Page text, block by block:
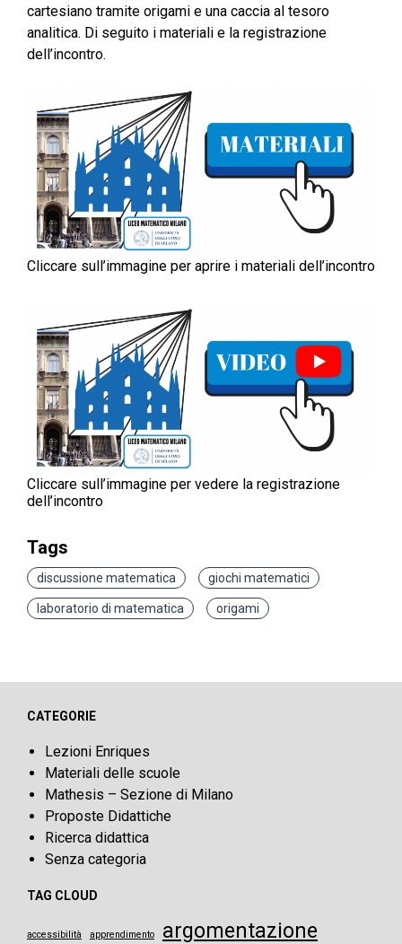
cartesiano tramite origami e una caccia al tesoro
analitica. Di seguito i materiali e la registrazione
dell’incontro.
Cliccare sull’immagine per aprire i materiali dell’incontro
Cliccare sull’immagine per vedere la registrazione
dell’incontro
Tags
discussione matematica giochi matematici
laboratorio di matematica origami
CATEGORIE
Lezioni Enriques
Materiali delle scuole
Mathesis – Sezione di Milano
Proposte Didattiche
Ricerca didattica
Senza categoria
TAG CLOUD
accessibilità apprendimento argomentazione